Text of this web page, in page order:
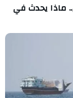
ماذا يحدث في